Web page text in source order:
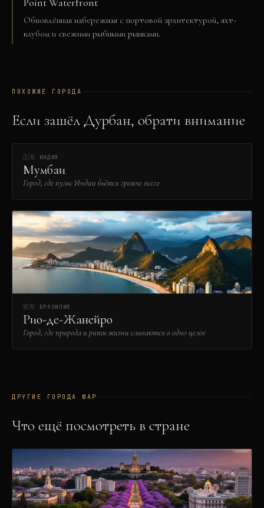
Обновлённая набережная с портовой архитектурой, яхт-
клубом и свежими рыбными рынками.
ПОХОЖИЕ ГОРОДА
Если зашёлДурбан, обрати внимание
🇮🇳 ИНДИЯ
Мумбаи
Город, где пульс Индии бьётся громче всего
🇧🇷 БРАЗИЛИЯ
Рио-де-Жанейро
Город, где природа и ритм жизни сливаются в одно целое
ДРУГИЕ ГОРОДА ЮАР
Что ещё посмотреть в стране